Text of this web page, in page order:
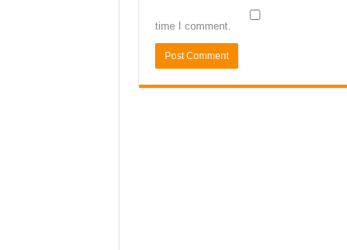
time I comment.